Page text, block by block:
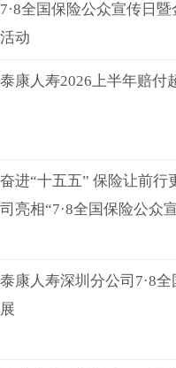
7·8全国保险公众宣传日
活动
泰康人寿2026上半年赔付
奋进“十五五” 保险让前行
司亮相“7·8全国保险公众
泰康人寿深圳分公司7·8
展